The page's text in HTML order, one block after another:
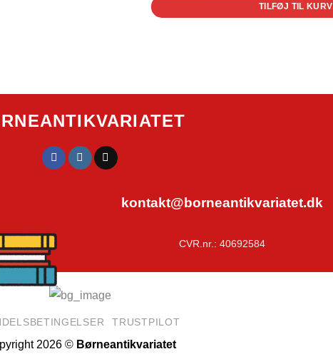
TILFØJ TIL KURV
kontakt@borneantikvariatet.dk
CVR.nr.: 40692584
TRUSTPILOT
2026 © Børneantikvariatet